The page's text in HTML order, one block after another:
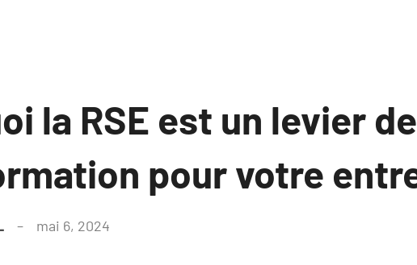
la RSE est un levier de
pour votre
mai 6, 2024